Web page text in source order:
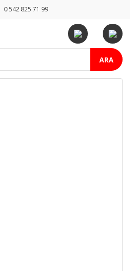
0 542 825 71 99
ARA